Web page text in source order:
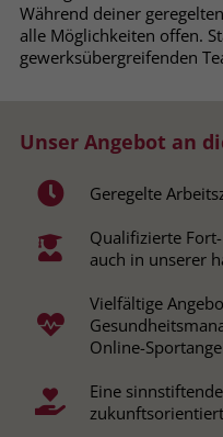
Während deiner
alle Möglichkeiten offen.
gewerksübergreifenden
Unser Angebot an
Geregelte
Qualifizierte
auch in unserer
Vielfältige
Online-
Eine
Name
Laufzeit Session
Zweck
Behält
Anbieter
Laufzeit 1 Monat
Zweck
exklusiv
Dadurch
werden,
Name _clsk
Laufzeit 1 Jahr
um die
zu